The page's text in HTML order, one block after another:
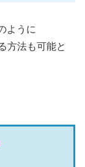
ように
方法も可能と